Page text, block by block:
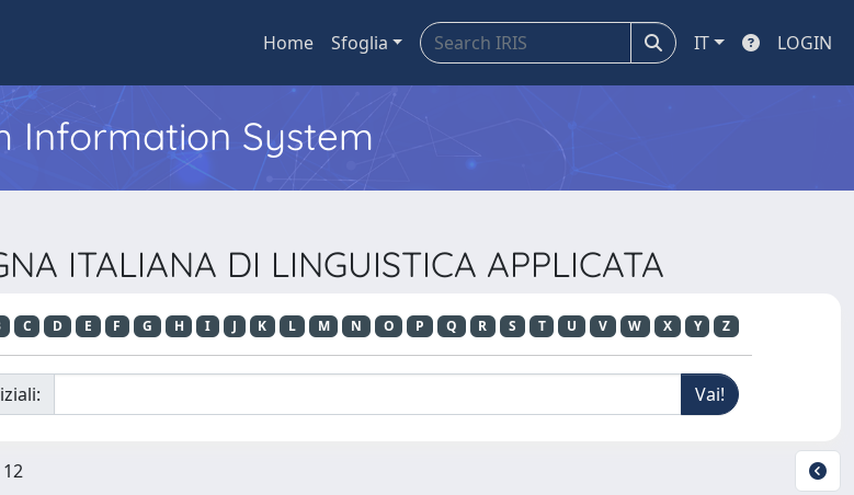
Home Sfoglia IT LOGIN
Information System
ITALIANA DI LINGUISTICA APPLICATA
C D E F G H I J K L M N O P Q R S T U V W X Y Z